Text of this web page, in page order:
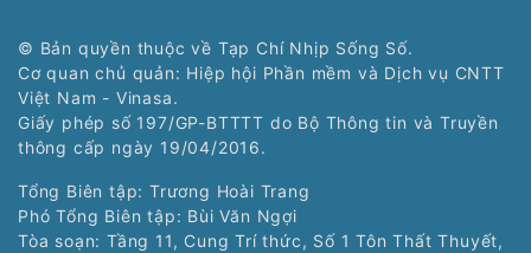
© Bản quyền thuộc về Tạp Chí Nhịp Sống Số.
Cơ quan chủ quản: Hiệp hội Phần mềm và Dịch vụ CNTT
Việt Nam - Vinasa.
Giấy phép số 197/GP-BTTTT do Bộ Thông tin và Truyền
thông cấp ngày 19/04/2016.
Tổng Biên tập: Trương Hoài Trang
Phó Tổng Biên tập: Bùi Văn Ngợi
Tòa soạn: Tầng 11, Cung Trí thức, Số 1 Tôn Thất Thuyết,